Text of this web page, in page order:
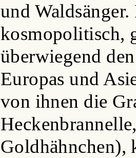
und
kosmopolitisch,
überwiegend
Europas und
von ihnen die
Goldhähnchen),